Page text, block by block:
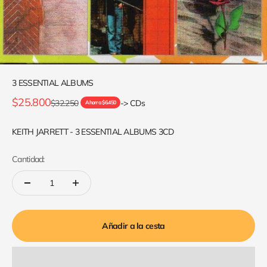
3 ESSENTIAL ALBUMS
Precio de oferta
$25.800Precio normal
$32.250 Ahorra $6.450 -> CDs
KEITH JARRETT - 3 ESSENTIAL ALBUMS 3CD
Cantidad:
Añadir a la cesta